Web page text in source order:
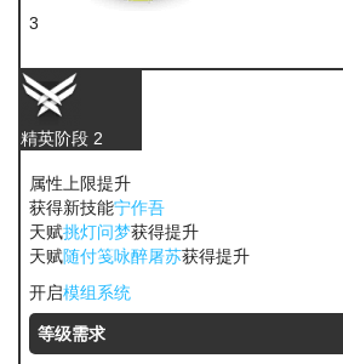
3
精英阶段 2
属性上限提升
获得新技能宁作吾
天赋挑灯问梦获得提升
天赋随付笺咏醉屠苏获得提升
开启模组系统
等级需求